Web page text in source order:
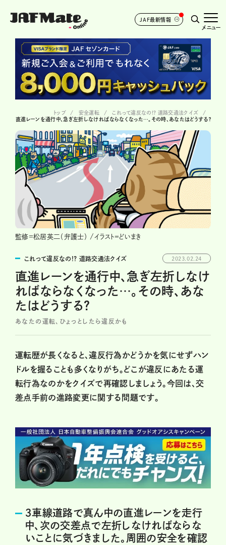
JAF最新情報
メニュー
トップ 安全運転
これって違反なの!? 道路交通法クイズ
直進レーンを通行中、急ぎ左折しなければならなくなった…。その時、あなたはどうする？
監修=松居英二（弁護士） /イラスト＝どいまき
これって違反なの!? 道路交通法クイズ 2023.02.24
直進レーンを通行中、急ぎ左折しなけ
ればならなくなった…。その時、あな
たはどうする？
あなたの運転、ひょっとしたら違反かも
運転歴が長くなると、違反行為かどうかを気にせずハン
ドルを握ることも多くなりがち。どこが違反にあたる運
転行為なのかをクイズで再確認しましょう。今回は、交
差点手前の進路変更に関する問題です。
３車線道路で真ん中の直進レーンを走行
中、次の交差点で左折しなければならな
いことに気づきました。周囲の安全を確認